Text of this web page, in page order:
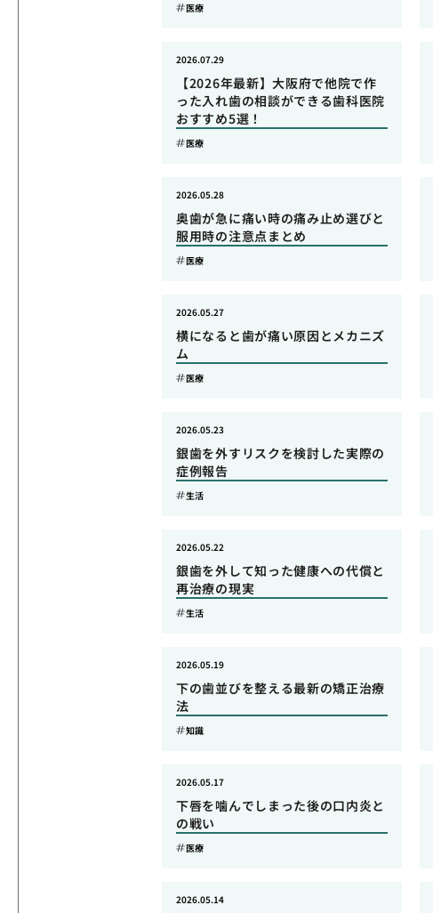
医療
【2026年最新】大阪府で他院で作
った入れ歯の相談ができる歯科医院
おすすめ5選！
2026.07.29
医療
奥歯が急に痛い時の痛み止め選びと
服用時の注意点まとめ
2026.05.28
医療
横になると歯が痛い原因とメカニズ
ム
2026.05.27
医療
銀歯を外すリスクを検討した実際の
症例報告
2026.05.23
生活
銀歯を外して知った健康への代償と
再治療の現実
2026.05.22
生活
下の歯並びを整える最新の矯正治療
法
2026.05.19
知識
下唇を噛んでしまった後の口内炎と
の戦い
2026.05.17
医療
2026.05.14